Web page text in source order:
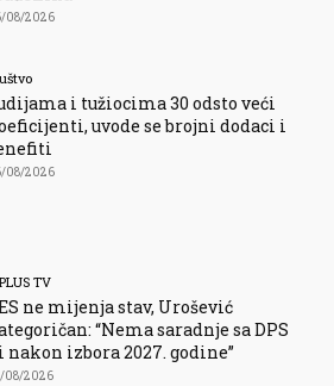
08/2026
i tužiocima 30 odsto veći
uvode se brojni dodaci i
08/2026
TV
ne mijenja stav, Urošević
“Nema saradnje sa DPS
nakon izbora 2027. godine”
08/2026